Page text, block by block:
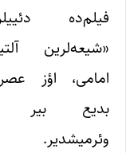
فیلم‌ده
«شیعه‌لرین
امامی، اؤز
بدیع بیر
وئرمیشدیر. او